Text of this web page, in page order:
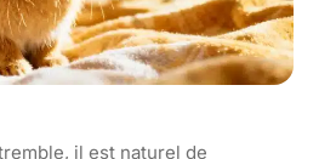
il est naturel de